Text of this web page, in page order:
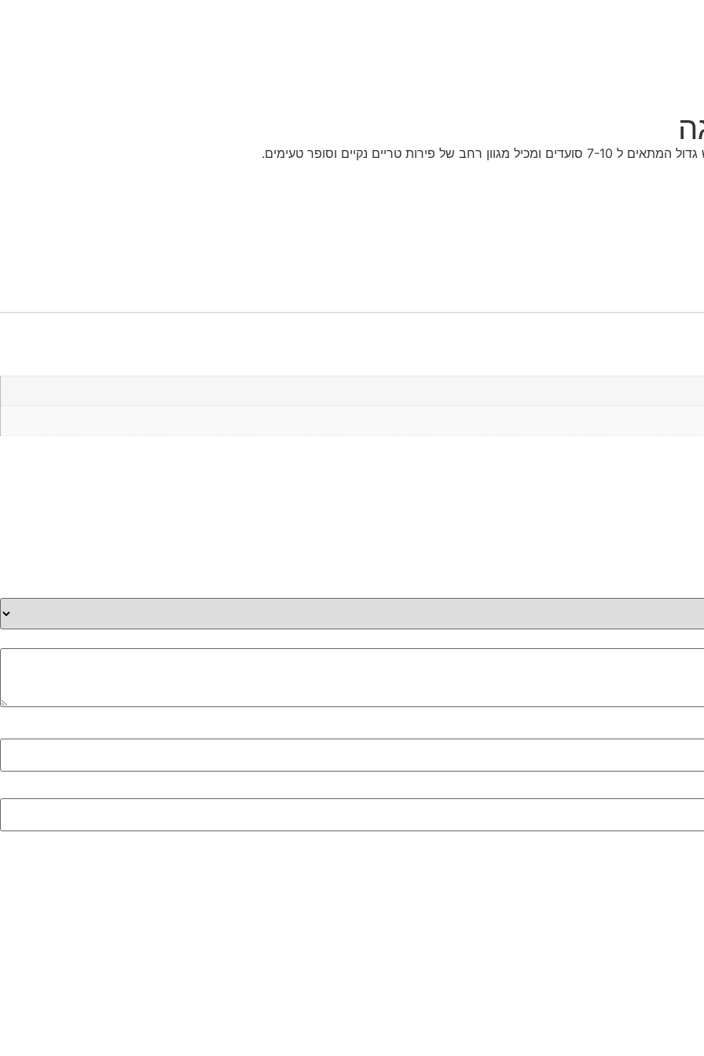
נקיים וסופר טעימים.